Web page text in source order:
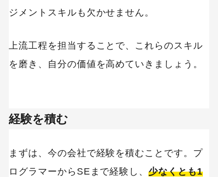
ジメントスキルも欠かせません。
上流工程を担当することで、これらのスキル
を磨き、自分の価値を高めていきましょう。
経験を積む
まずは、今の会社で経験を積むことです。プ
ログラマーからSEまで経験し、少なくとも1